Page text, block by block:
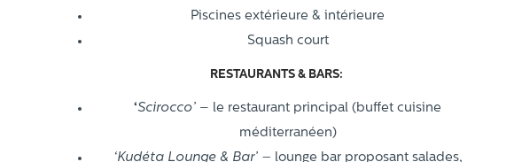
Piscines extérieure & intérieure
Squash court
RESTAURANTS & BARS:
‘Scirocco’ – le restaurant principal (buffet cuisine
méditerranéen)
‘Kudéta Lounge & Bar’ – lounge bar proposant salades,